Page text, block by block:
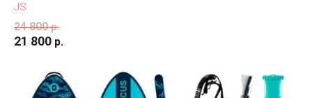
JS
24 800 р.
21 800 р.